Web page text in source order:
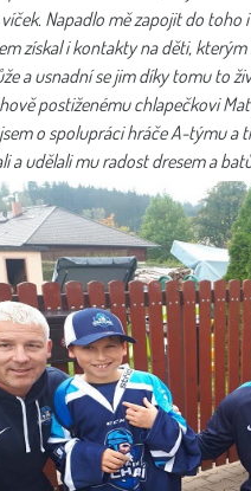
Napadlo mě zapojit do toho
získal i kontakty na děti,
a usnadní se jim díky tomu to
postiženému chlapečkovi
o spolupráci hráče A-týmu a
a udělali mu radost dresem a